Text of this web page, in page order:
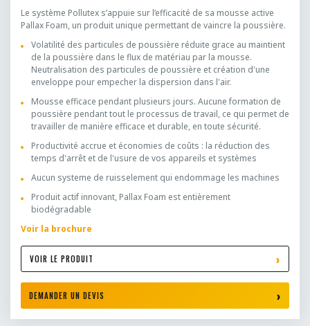
Le système Pollutex s’appuie sur l’efficacité de sa mousse active
Pallax Foam, un produit unique permettant de vaincre la poussière.
Volatilité des particules de poussière réduite grace au maintient
de la poussière dans le flux de matériau par la mousse.
Neutralisation des particules de poussière et création d'une
enveloppe pour empecher la dispersion dans l'air.
Mousse efficace pendant plusieurs jours. Aucune formation de
poussière pendant tout le processus de travail, ce qui permet de
travailler de manière efficace et durable, en toute sécurité.
Productivité accrue et économies de coûts : la réduction des
temps d'arrêt et de l'usure de vos appareils et systèmes
Aucun systeme de ruisselement qui endommage les machines
Produit actif innovant, Pallax Foam est entièrement
biodégradable
Voir la brochure
VOIR LE PRODUIT
DEMANDER UN DEVIS